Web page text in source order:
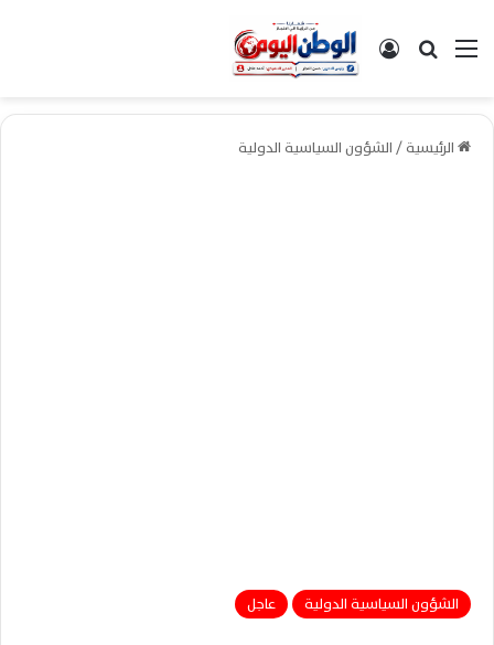
القائمةبحث عن تسجيل الدخول
الرئيسية/الشؤون السياسية الدولية
الشؤون السياسية الدولية عاجل